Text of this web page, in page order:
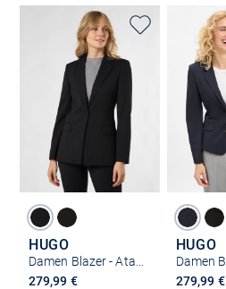
HUGO
279,99 €
HUGO
279,99 €